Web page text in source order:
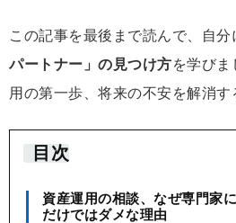
この記事を最後まで読んで、自分
パートナー」の見つけ方を学びま
用の第一歩、将来の不安を解消す
目次
資産運用の相談、なぜ専門家
だけではダメな理由